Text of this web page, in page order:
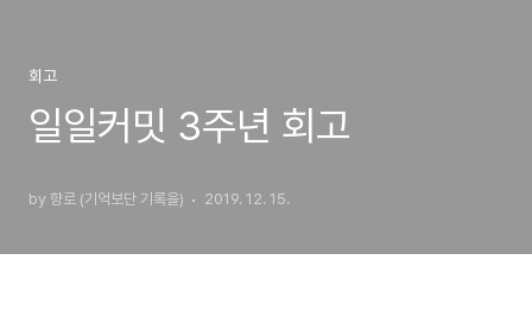
회고
일일커밋 3주년 회고
by 향로 (기억보단 기록을) 2019. 12. 15.